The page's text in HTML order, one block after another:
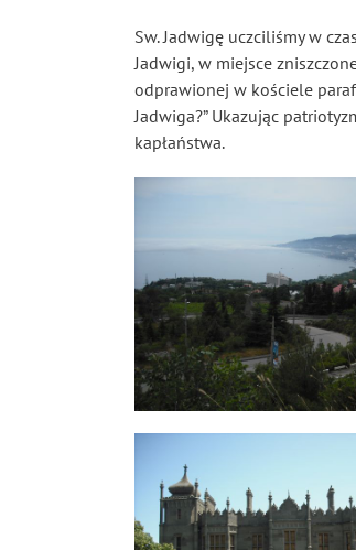
Sw. Jadwigę uczciliśmy w
Jadwigi, w miejsce
odprawionej w kościele
Jadwiga?” Ukazując
kapłaństwa.